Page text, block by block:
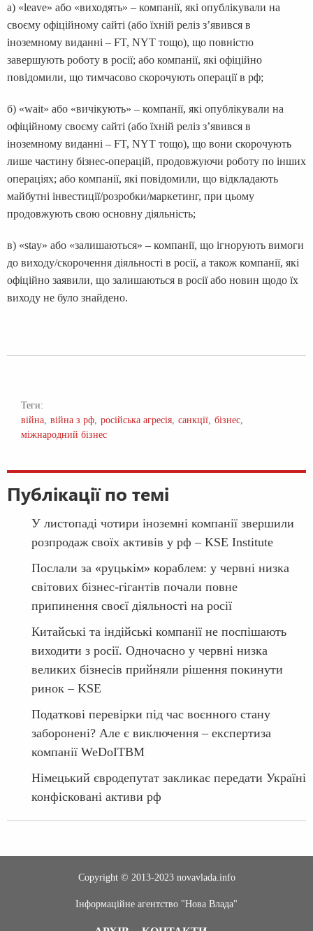
а) «leave»‎ або «виходять»‎ – компанії, які опублікували на
своєму офіційному сайті (або їхній реліз з’явився в
іноземному виданні – FT, NYT тощо), що повністю
завершують роботу в росії; або компанії, які офіційно
повідомили, що тимчасово скорочують операції в рф;
б) «wait» або «вичікують» – компанії, які опублікували на
офіційному своєму сайті (або їхній реліз з’явився в
іноземному виданні – FT, NYT тощо), що вони скорочують
лише частину бізнес-операцій, продовжуючи роботу по інших
операціях; або компанії, які повідомили, що відкладають
майбутні інвестиції/розробки/маркетинг, при цьому
продовжують свою основну діяльність;
в) «stay» або «залишаються» – компанії, що ігнорують вимоги
до виходу/скорочення діяльності в росії, а також компанії, які
офіційно заявили, що залишаються в росії або новин щодо їх
виходу не було знайдено.
Теги:
війна війна з рф російська агресія санкції бізнес
міжнародний бізнес
Публікації по темі
У листопаді чотири іноземні компанії звершили
розпродаж своїх активів у рф – KSE Institute
Послали за «руцькім» кораблем: у червні низка
світових бізнес-гігантів почали повне
припинення своєї діяльності на росії
Китайські та індійські компанії не поспішають
виходити з росії. Одночасно у червні низка
великих бізнесів прийняли рішення покинути
ринок – KSE
Податкові перевірки під час воєнного стану
заборонені? Але є виключення – експертиза
компанії WeDoITBM
Німецький євродепутат закликає передати Україні
конфісковані активи рф
Copyright © 2013-2023 novavlada.info
Інформаційне агентство "Нова Влада"